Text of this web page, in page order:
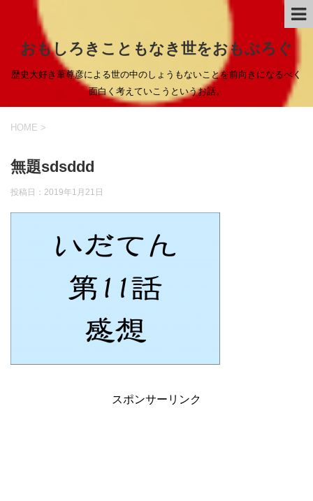
おもしろきこともなき世をおもぶろぐ
歴史大好き葦尊彦による世の中のしょうもないことを前向きになるべく
面白く考えていこうというお話。
HOME >
無題sdsddd
投稿日： 2019年1月21日
スポンサーリンク